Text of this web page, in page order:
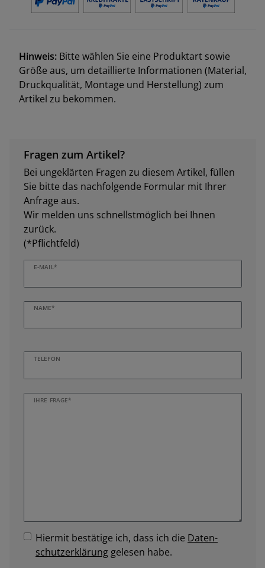
Hinweis: Bitte wählen Sie eine Produktart sowie
Größe aus, um detaillierte Informationen (Material,
Druckqualität, Montage und Herstellung) zum
Artikel zu bekommen.
Fragen zum Artikel?
Bei ungeklärten Fragen zu diesem Artikel, füllen
Sie bitte das nachfolgende Formular mit Ihrer
Anfrage aus.
Wir melden uns schnellstmöglich bei Ihnen
zurück.
(*Pflichtfeld)
E-MAIL*
NAME*
TELEFON
IHRE FRAGE*
Hiermit bestätige ich, dass ich die Daten­
schutz­erklärung gelesen habe.